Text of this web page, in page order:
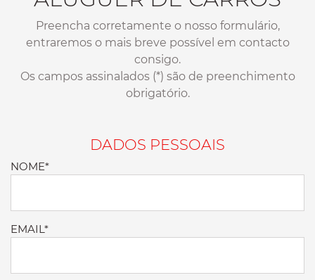
Preencha corretamente o nosso formulário,
entraremos o mais breve possível em contacto
consigo.
Os campos assinalados (*) são de preenchimento
obrigatório.
DADOS PESSOAIS
NOME*
EMAIL*